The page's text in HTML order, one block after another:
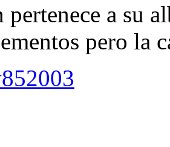
pertenece a su
pero la